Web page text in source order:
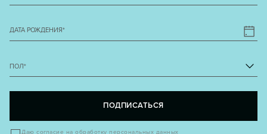
ДАТА РОЖДЕНИЯ*
ПОЛ*
ПОДПИСАТЬСЯ
Даю согласие на обработку персональных данных